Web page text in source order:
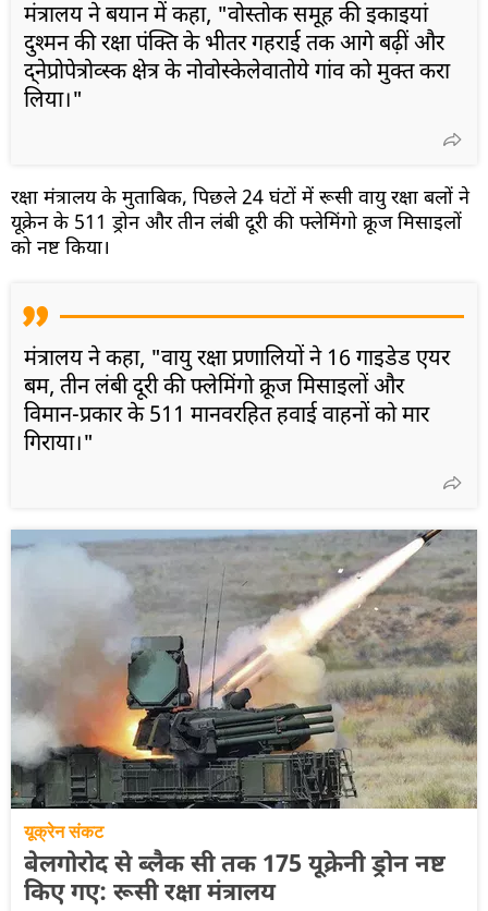
मंत्रालय ने बयान में कहा, "वोस्तोक समूह की इकाइयां
दुश्मन की रक्षा पंक्ति के भीतर गहराई तक आगे बढ़ीं और
द्नेप्रोपेत्रोव्स्क क्षेत्र के नोवोस्केलेवातोये गांव को मुक्त करा
लिया।"
रक्षा मंत्रालय के मुताबिक, पिछले 24 घंटों में रूसी वायु रक्षा बलों ने
यूक्रेन के 511 ड्रोन और तीन लंबी दूरी की फ्लेमिंगो क्रूज मिसाइलों
को नष्ट किया।
मंत्रालय ने कहा, "वायु रक्षा प्रणालियों ने 16 गाइडेड एयर
बम, तीन लंबी दूरी की फ्लेमिंगो क्रूज मिसाइलों और
विमान-प्रकार के 511 मानवरहित हवाई वाहनों को मार
गिराया।"
यूक्रेन संकट
बेलगोरोद से ब्लैक सी तक 175 यूक्रेनी ड्रोन नष्ट
किए गए: रूसी रक्षा मंत्रालय